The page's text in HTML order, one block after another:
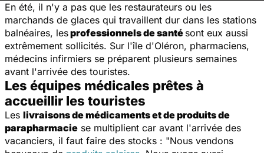
En été, il n'y a pas que les restaurateurs ou les
marchands de glaces qui travaillent dur dans les stations
balnéaires, lesprofessionnels de santé sont eux aussi
extrêmement sollicités. Sur l'île d'Oléron, pharmaciens,
médecins infirmiers se préparent plusieurs semaines
avant l'arrivée des touristes.
Les équipes médicales prêtes à
accueillir les touristes
Les livraisons de médicaments et de produits de
parapharmacie se multiplient car avant l'arrivée des
vacanciers, il faut faire des stocks : "Nous vendons